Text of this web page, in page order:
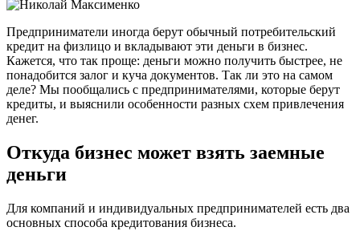
Предприниматели иногда берут обычный потребительский
кредит на физлицо и вкладывают эти деньги в бизнес.
Кажется, что так проще: деньги можно получить быстрее, не
понадобится залог и куча документов. Так ли это на самом
деле? Мы пообщались с предпринимателями, которые берут
кредиты, и выяснили особенности разных схем привлечения
денег.
Откуда бизнес может взять заемные
деньги
Для компаний и индивидуальных предпринимателей есть два
основных способа кредитования бизнеса.